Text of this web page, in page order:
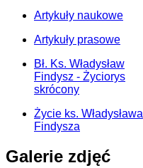
Artykuły naukowe
Artykuły prasowe
Bł. Ks. Władysław
Findysz - Życiorys
skrócony
Życie ks. Władysława
Findysza
Galerie zdjęć